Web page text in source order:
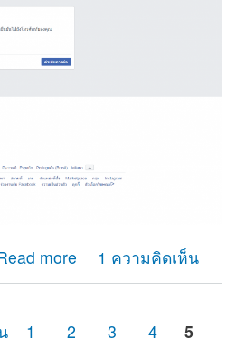
more
หัสotp เพื่อยืนยันตัวตนของเฟสบุ๊ค
นั้นได้ยกเลิกการใช้างานไปหลาย
1 ความคิดเห็น
1 2 3 4 5